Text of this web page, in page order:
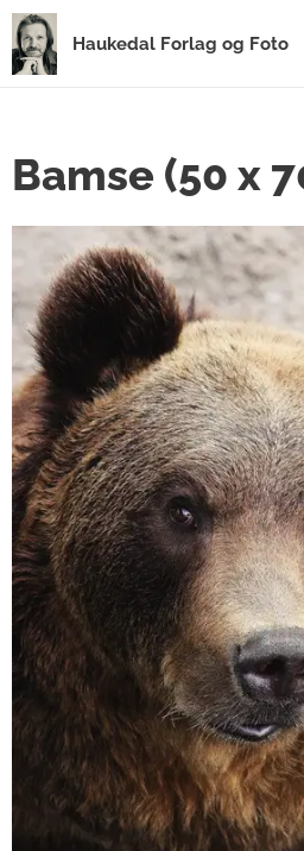
Haukedal Forlag og Foto
Bamse (50 x